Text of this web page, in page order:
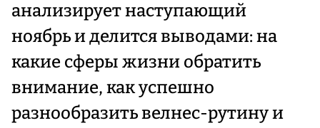
анализирует наступающий
ноябрь и делится выводами: на
какие сферы жизни обратить
внимание, как успешно
разнообразить велнес-рутину и